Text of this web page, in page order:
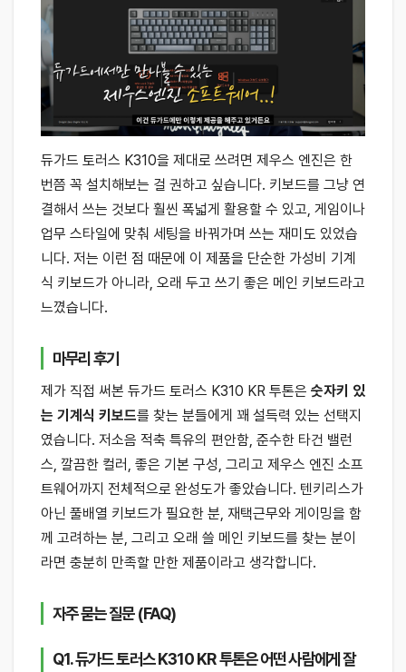
듀가드 토러스 K310을 제대로 쓰려면 제우스 엔진은 한
번쯤 꼭 설치해보는 걸 권하고 싶습니다. 키보드를 그냥 연
결해서 쓰는 것보다 훨씬 폭넓게 활용할 수 있고, 게임이나
업무 스타일에 맞춰 세팅을 바꿔가며 쓰는 재미도 있었습
니다. 저는 이런 점 때문에 이 제품을 단순한 가성비 기계
식 키보드가 아니라, 오래 두고 쓰기 좋은 메인 키보드라고
느꼈습니다.
마무리 후기
제가 직접 써본 듀가드 토러스 K310 KR 투톤은 숫자키 있
는 기계식 키보드를 찾는 분들에게 꽤 설득력 있는 선택지
였습니다. 저소음 적축 특유의 편안함, 준수한 타건 밸런
스, 깔끔한 컬러, 좋은 기본 구성, 그리고 제우스 엔진 소프
트웨어까지 전체적으로 완성도가 좋았습니다. 텐키리스가
아닌 풀배열 키보드가 필요한 분, 재택근무와 게이밍을 함
께 고려하는 분, 그리고 오래 쓸 메인 키보드를 찾는 분이
라면 충분히 만족할 만한 제품이라고 생각합니다.
자주 묻는 질문 (FAQ)
Q1. 듀가드 토러스 K310 KR 투톤은 어떤 사람에게 잘